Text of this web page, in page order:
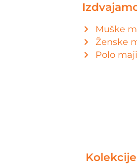
Muške
Ženske
Polo
Kolekcije